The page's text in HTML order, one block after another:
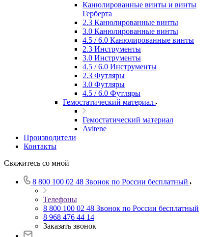
Канюлированные винты и винты
Герберта
2.3 Канюлированные винты
3.0 Канюлированные винты
4.5 / 6.0 Канюлированные винты
2.3 Инструменты
3.0 Инструменты
4.5 / 6.0 Инструменты
2.3 Футляры
3.0 Футляры
4.5 / 6.0 Футляры
Гемостатический материал
Гемостатический материал
Avitene
Производители
Контакты
Свяжитесь со мной
8 800 100 02 48 Звонок по России бесплатный
Телефоны
8 800 100 02 48 Звонок по России бесплатный
8 968 476 44 14
Заказать звонок